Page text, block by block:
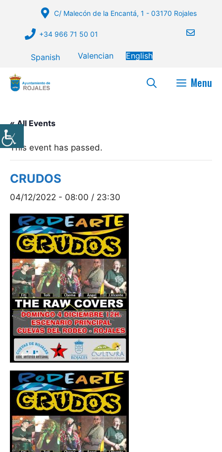
C/ Malecón de la Encantá, 1 - 03170 Rojales
+34 966 71 50 01
Spanish Valencian English
Menu
« All Events
This event has passed.
CRUDOS
04/12/2022 - 08:00 / 23:30